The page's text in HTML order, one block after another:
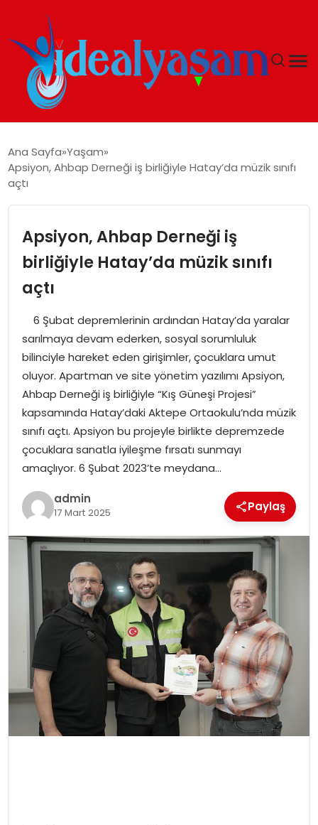
GÜNDEM
İDEAL YAŞAM
İDEAL SPOR
YAŞAM
MAGAZIN
SAĞLIK
SOSYAL HABER
Ana Sayfa Yaşam
Apsiyon, Ahbap Derneği iş birliğiyle Hatay’da müzik sınıfı
açtı
Apsiyon, Ahbap Derneği iş
birliğiyle Hatay’da müzik sınıfı
açtı
6 Şubat depremlerinin ardından Hatay’da yaralar
sarılmaya devam ederken, sosyal sorumluluk
bilinciyle hareket eden girişimler, çocuklara umut
oluyor. Apartman ve site yönetim yazılımı Apsiyon,
Ahbap Derneği iş birliğiyle “Kış Güneşi Projesi”
kapsamında Hatay’daki Aktepe Ortaokulu’nda müzik
sınıfı açtı. Apsiyon bu projeyle birlikte depremzede
çocuklara sanatla iyileşme fırsatı sunmayı
amaçlıyor. 6 Şubat 2023’te meydana…
admin
17 Mart 2025 Paylaş